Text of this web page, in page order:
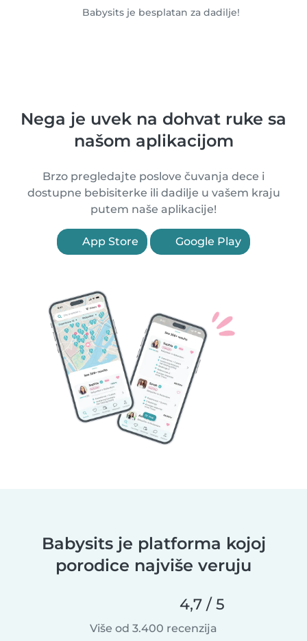
Babysits je besplatan za dadilje!
Nega je uvek na dohvat ruke sa
našom aplikacijom
Brzo pregledajte poslove čuvanja dece i
dostupne bebisiterke ili dadilje u vašem kraju
putem naše aplikacije!
App Store Google Play
Babysits je platforma kojoj
porodice najviše veruju
4,7 / 5
Više od 3.400 recenzija